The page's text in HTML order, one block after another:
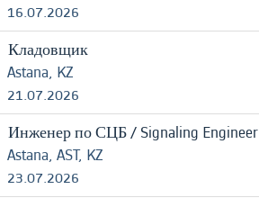
16.07.2026
Кладовщик
Astana, KZ
21.07.2026
Инженер по СЦБ / Signaling Engineer
Astana, AST, KZ
23.07.2026